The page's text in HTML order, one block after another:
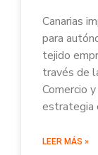
Canarias
para
tejido
través de
Comercio
estrategia
LEER MÁS »